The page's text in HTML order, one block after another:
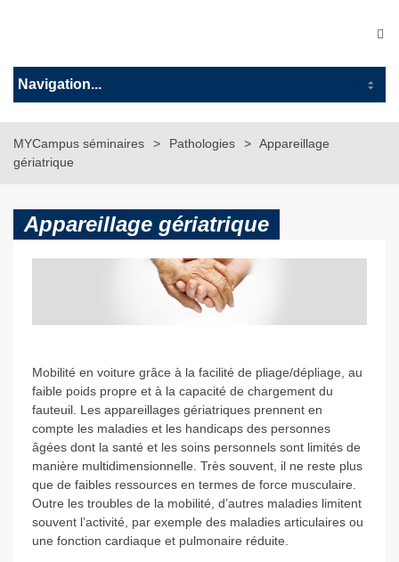
MYCampus séminaires Pathologies
Appareillage
gériatrique
Appareillage gériatrique
Mobilité en voiture grâce à la facilité de pliage/dépliage, au
faible poids propre et à la capacité de chargement du
fauteuil. Les appareillages gériatriques prennent en
compte les maladies et les handicaps des personnes
âgées dont la santé et les soins personnels sont limités de
manière multidimensionnelle. Très souvent, il ne reste plus
que de faibles ressources en termes de force musculaire.
Outre les troubles de la mobilité, d’autres maladies limitent
souvent l’activité, par exemple des maladies articulaires ou
une fonction cardiaque et pulmonaire réduite.